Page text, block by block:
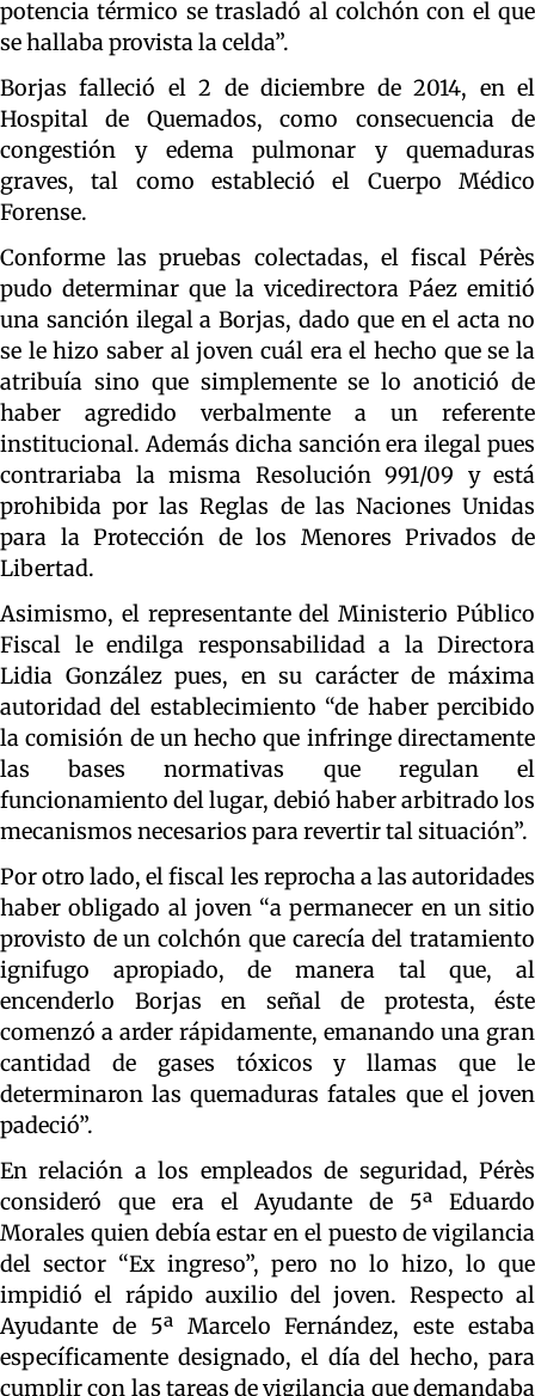
potencia térmico se trasladó al colchón con el que
se hallaba provista la celda”.
Borjas falleció el 2 de diciembre de 2014, en el
Hospital de Quemados, como consecuencia de
congestión y edema pulmonar y quemaduras
graves, tal como estableció el Cuerpo Médico
Forense.
Conforme las pruebas colectadas, el fiscal Pérès
pudo determinar que la vicedirectora Páez emitió
una sanción ilegal a Borjas, dado que en el acta no
se le hizo saber al joven cuál era el hecho que se la
atribuía sino que simplemente se lo anotició de
haber agredido verbalmente a un referente
institucional. Además dicha sanción era ilegal pues
contrariaba la misma Resolución 991/09 y está
prohibida por las Reglas de las Naciones Unidas
para la Protección de los Menores Privados de
Libertad.
Asimismo, el representante del Ministerio Público
Fiscal le endilga responsabilidad a la Directora
Lidia González pues, en su carácter de máxima
autoridad del establecimiento “de haber percibido
la comisión de un hecho que infringe directamente
las bases normativas que regulan el
funcionamiento del lugar, debió haber arbitrado los
mecanismos necesarios para revertir tal situación”.
Por otro lado, el fiscal les reprocha a las autoridades
haber obligado al joven “a permanecer en un sitio
provisto de un colchón que carecía del tratamiento
ignifugo apropiado, de manera tal que, al
encenderlo Borjas en señal de protesta, éste
comenzó a arder rápidamente, emanando una gran
cantidad de gases tóxicos y llamas que le
determinaron las quemaduras fatales que el joven
padeció”.
En relación a los empleados de seguridad, Pérès
consideró que era el Ayudante de 5ª Eduardo
Morales quien debía estar en el puesto de vigilancia
del sector “Ex ingreso”, pero no lo hizo, lo que
impidió el rápido auxilio del joven. Respecto al
Ayudante de 5ª Marcelo Fernández, este estaba
específicamente designado, el día del hecho, para
cumplir con las tareas de vigilancia que demandaba